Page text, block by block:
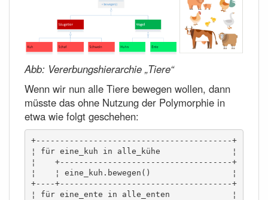
Abb: Vererbungshierarchie „Tiere“
Wenn wir nun alle Tiere bewegen wollen, dann
müsste das ohne Nutzung der Polymorphie in
etwa wie folgt geschehen:
+-----------------------------------------+
¦ für eine_kuh in alle_kühe               ¦
¦    +------------------------------------+
¦    ¦ eine_kuh.bewegen()                 ¦
+----+------------------------------------+
¦ für eine_ente in alle_enten             ¦